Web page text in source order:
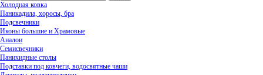
Холодная ковка
Паникадила, хоросы, бра
Подсвечники
Иконы большие и Храмовые
Аналои
Семисвечники
Панихидные столы
Подставки под ковчеги, водосвятные чаши